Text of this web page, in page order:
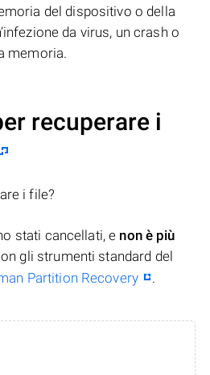
del dispositivo o della
da virus, un crash o
memoria.
recuperare i
i file?
stati cancellati, e non è più
gli strumenti standard del
Partition Recovery .